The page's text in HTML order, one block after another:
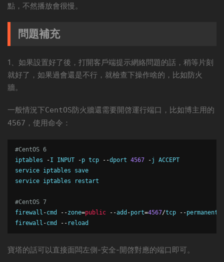
點，不然播放會很慢。
問題補充
1、如果設置好了後，打開客戶端提示網絡問題的話，稍等片刻
就好了，如果過會還是不行，就檢查下操作啥的，比如防火
牆。
一般情況下CentOS防火牆還需要開啓運行端口，比如博主用的
4567 ，使用命令：
#CentOS 6
iptables
-I INPUT -p tcp --dport 4567 -j ACCEPT
service iptables save
service iptables restart
#CentOS 7
firewall -cmd --zone=public --add -port=4567/tcp --permanent
firewall -cmd -- reload
寶塔的話可以直接面闆左側-安全-開啓對應的端口即可。